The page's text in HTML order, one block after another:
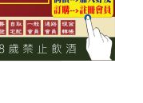
」各國進口